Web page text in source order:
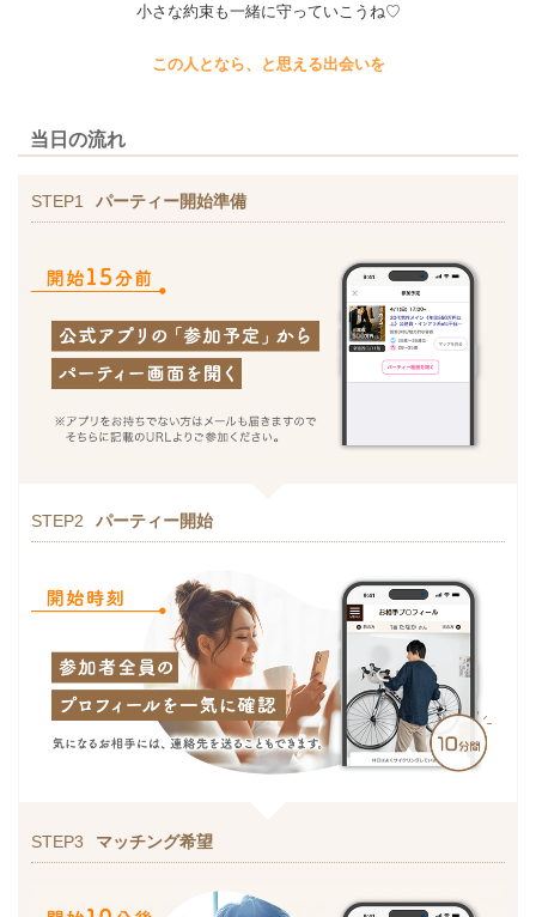
小さな約束も一緒に守っていこうね♡
この人となら、と思える出会いを
当日の流れ
STEP1 パーティー開始準備
STEP2 パーティー開始
STEP3 マッチング希望